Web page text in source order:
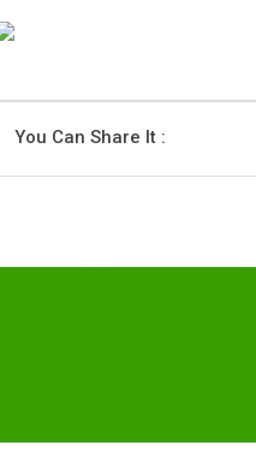
You Can Share It :